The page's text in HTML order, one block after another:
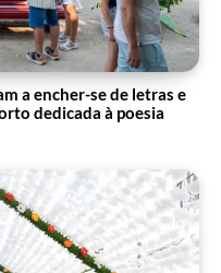
a encher-se de letras e
dedicada à poesia